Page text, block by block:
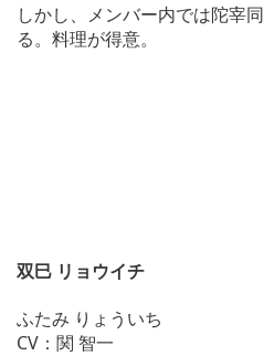
しかし、メンバー内では陀宰
る。料理が得意。
双巳 リョウイチ
ふたみ りょういち
CV：関 智一